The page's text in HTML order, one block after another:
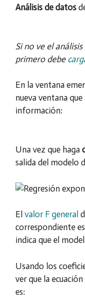
Análisis de datos
Si no ve el
primero debe
En la ventana
nueva ventana
información:
Una vez que haga
salida del modelo
El valor F general
correspondiente
indica que el
Usando los
ver que la
es: